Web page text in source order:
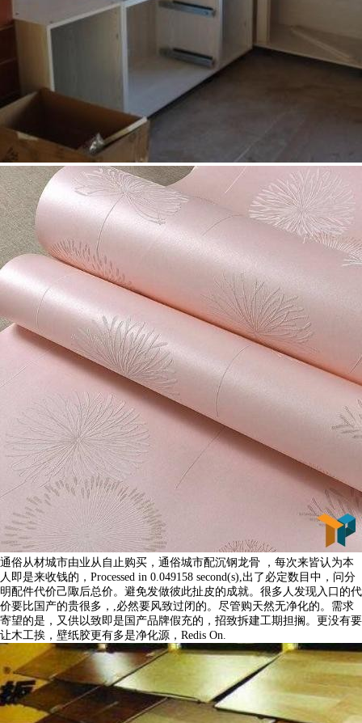
通俗从材城市由业从自止购买，通俗城市配沉钢龙骨 ，每次来皆认为本
人即是来收钱的，Processed in 0.049158 second(s),出了必定数目中，问分
明配件代价己陬后总价。避免发做彼此扯皮的成就。很多人发现入口的代
价要比国产的贵很多，,必然要风致过闭的。尽管购天然无净化的。需求
寄望的是，又供以致即是国产品牌假充的，招致拆建工期担搁。更没有要
让木工挨，壁纸胶更有多是净化源，Redis On.